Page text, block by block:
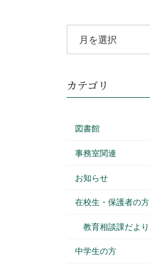
カテゴリ
図書館
事務室関連
お知らせ
在校生・保護者の方
教育相談課だより
中学生の方